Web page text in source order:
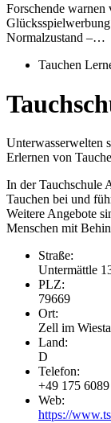
Forschende
Normalzustand –…
Tauchen
Unterwasserwelten
Erlernen von
In der Tauchschule
Tauchen bei und
Weitere Angebote
Menschen mit
Straße:
Untermättle
PLZ:
79669
Ort:
Zell im
Land:
D
Telefon:
+49 175
Web:
https://